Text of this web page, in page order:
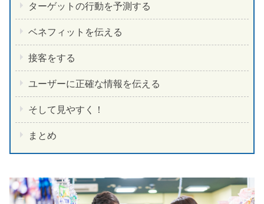
ターゲットの行動を予測する
ベネフィットを伝える
接客をする
ユーザーに正確な情報を伝える
そして見やすく！
まとめ